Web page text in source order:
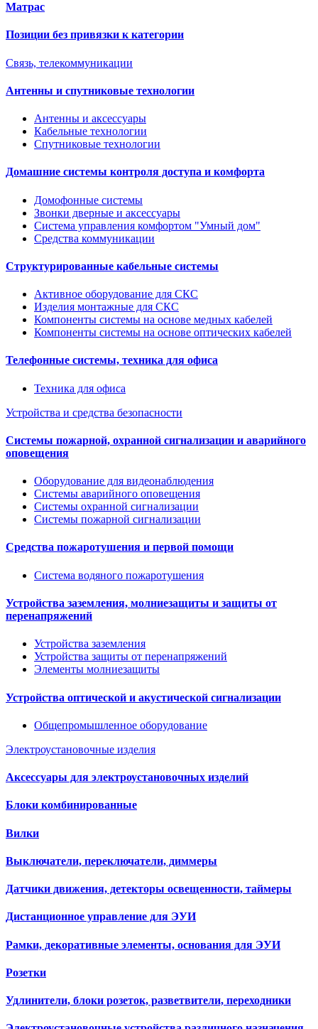
Матрас
Позиции без привязки к категории
Связь, телекоммуникации
Антенны и спутниковые технологии
Антенны и аксессуары
Кабельные технологии
Спутниковые технологии
Домашние системы контроля доступа и комфорта
Домофонные системы
Звонки дверные и аксессуары
Система управления комфортом "Умный дом"
Средства коммуникации
Структурированные кабельные системы
Активное оборудование для СКС
Изделия монтажные для СКС
Компоненты системы на основе медных кабелей
Компоненты системы на основе оптических кабелей
Телефонные системы, техника для офиса
Техника для офиса
Устройства и средства безопасности
Системы пожарной, охранной сигнализации и аварийного
оповещения
Оборудование для видеонаблюдения
Системы аварийного оповещения
Системы охранной сигнализации
Системы пожарной сигнализации
Средства пожаротушения и первой помощи
Система водяного пожаротушения
Устройства заземления, молниезащиты и защиты от
перенапряжений
Устройства заземления
Устройства защиты от перенапряжений
Элементы молниезащиты
Устройства оптической и акустической сигнализации
Общепромышленное оборудование
Электроустановочные изделия
Аксессуары для электроустановочных изделий
Блоки комбинированные
Вилки
Выключатели, переключатели, диммеры
Датчики движения, детекторы освещенности, таймеры
Дистанционное управление для ЭУИ
Рамки, декоративные элементы, основания для ЭУИ
Розетки
Удлинители, блоки розеток, разветвители, переходники